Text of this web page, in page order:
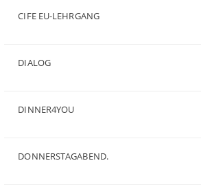
CIFE EU-LEHRGANG
DIALOG
DINNER4YOU
DONNERSTAGABEND.